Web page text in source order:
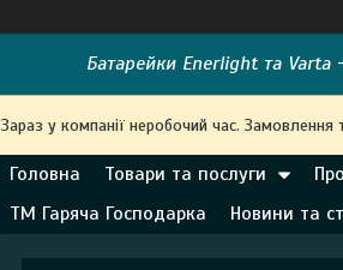
Батарейки Enerlight та Varta
Зараз у компанії неробочий час.
Головна Товари та послуги
ТМ Гаряча Господарка
Новини та